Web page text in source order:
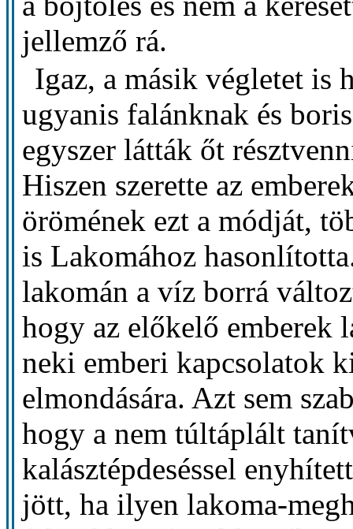
jellemző rá.
Igaz, a másik végletet is
ugyanis falánknak és
egyszer látták őt
Hiszen szerette az
örömének ezt a módját,
is Lakomához
lakomán a víz borrá
hogy az előkelő emberek
neki emberi kapcsolatok
elmondására. Azt sem
hogy a nem túltáplált
kalásztépdeséssel
jött, ha ilyen lakoma-